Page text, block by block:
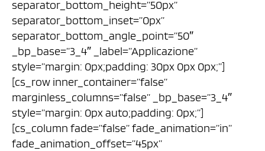
separator_bottom_height=”50px”
separator_bottom_inset=”0px”
separator_bottom_angle_point=”50″
_bp_base=”3_4″ _label=”Applicazione”
style=”margin: 0px;padding: 30px 0px 0px;”]
[cs_row inner_container=”false”
marginless_columns=”false” _bp_base=”3_4″
style=”margin: 0px auto;padding: 0px;”]
[cs_column fade=”false” fade_animation=”in”
fade_animation_offset=”45px”